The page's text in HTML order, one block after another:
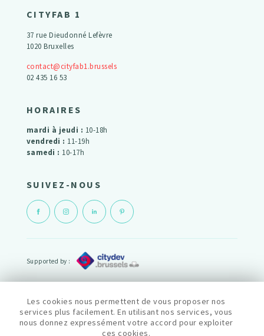
CITYFAB 1
37 rue Dieudonné Lefèvre
1020 Bruxelles
contact@cityfab1.brussels
02 435 16 53
HORAIRES
mardi à jeudi : 10-18h
vendredi : 11-19h
samedi : 10-17h
SUIVEZ-NOUS
Supported by :
cityfab1 est membre du reseau Fablab :
Les cookies nous permettent de vous proposer nos
services plus facilement. En utilisant nos services, vous
nous donnez expressément votre accord pour exploiter
ces cookies.